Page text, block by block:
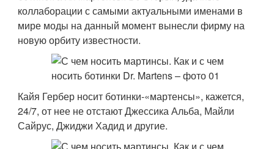
коллаборации с самыми актуальными именами в
мире моды на данный момент вынесли фирму на
новую орбиту известности.
Кайя Гербер носит ботинки-«мартенсы», кажется,
24/7, от нее не отстают Джессика Альба, Майли
Сайрус, Джиджи Хадид и другие.